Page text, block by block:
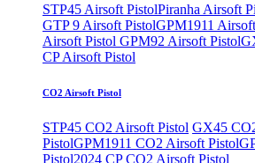
STP45 Airsoft PistolPiranha Airsoft
GTP 9 Airsoft PistolGPM1911
Airsoft Pistol GPM92 Airsoft Pistol
CP Airsoft Pistol
CO2 Airsoft Pistol
STP45 CO2 Airsoft Pistol GX45
PistolGPM1911 CO2 Airsoft Pistol
Pistol2024 CP CO2 Airsoft Pistol